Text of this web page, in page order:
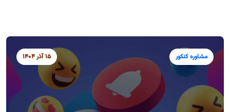
مشاوره کنکور 15 آذر 1404